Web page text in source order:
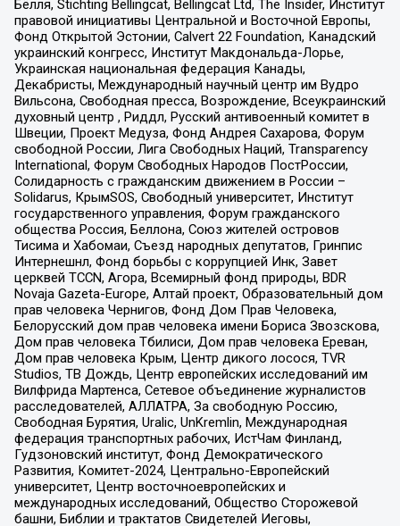
Бёлля, Stichting Bellingcat, Bellingcat Ltd, The Insider, Институт
правовой инициативы Центральной и Восточной Европы,
Фонд Открытой Эстонии, Calvert 22 Foundation, Канадский
украинский конгресс, Институт Макдональда-Лорье,
Украинская национальная федерация Канады,
Декабристы, Международный научный центр им Вудро
Вильсона, Свободная пресса, Возрождение, Всеукраинский
духовный центр , Риддл, Русский антивоенный комитет в
Швеции, Проект Медуза, Фонд Андрея Сахарова, Форум
свободной России, Лига Свободных Наций, Transparеncy
International, Форум Свободных Народов ПостРоссии,
Солидарность с гражданским движением в России –
Solidarus, КрымSOS, Свободный университет, Институт
государственного управления, Форум гражданского
общества Россия, Беллона, Союз жителей островов
Тисима и Хабомаи, Съезд народных депутатов, Гринпис
Интернешнл, Фонд борьбы с коррупцией Инк, Завет
церквей TCCN, Агора, Всемирный фонд природы, BDR
Novaja Gazeta-Europe, Алтай проект, Образовательный дом
прав человека Чернигов, Фонд Дом Прав Человека,
Белорусский дом прав человека имени Бориса Звозскова,
Дом прав человека Тбилиси, Дом прав человека Ереван,
Дом прав человека Крым, Центр дикого лосося, TVR
Studios, ТВ Дождь, Центр европейских исследований им
Вилфрида Мартенса, Сетевое объединение журналистов
расследователей, АЛЛАТРА, За свободную Россию,
Свободная Бурятия, Uralic, UnKremlin, Международная
федерация транспортных рабочих, ИстЧам Финланд,
Гудзоновский институт, Фонд Демократического
Развития, Комитет-2024, Центрально-Европейский
университет, Центр восточноевропейских и
международных исследований, Общество Сторожевой
башни, Библии и трактатов Свидетелей Иеговы,